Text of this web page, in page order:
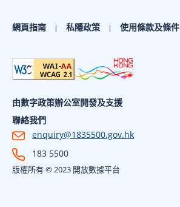
網頁指南 私隱政策 使用條款及條件
由數字政策辦公室開發及支援
聯絡我們
enquiry@1835500.gov.hk
183 5500
版權所有 © 2023 開放數據平台